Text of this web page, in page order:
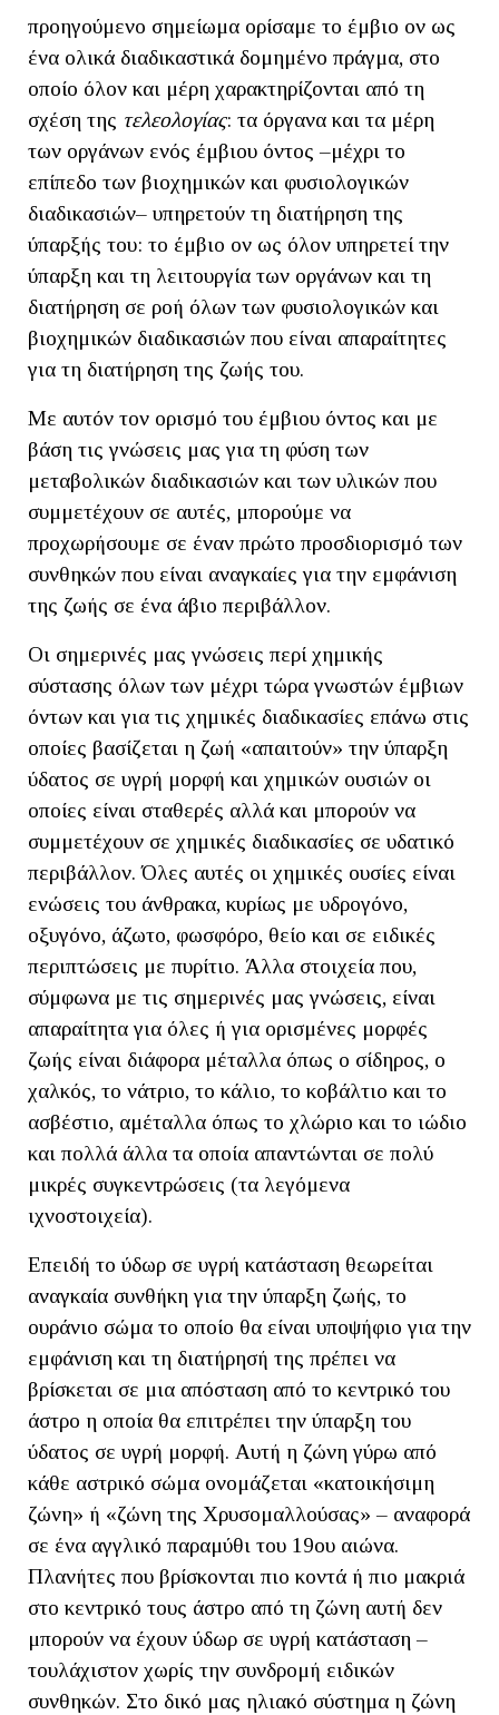
προηγούμενο σημείωμα ορίσαμε το έμβιο ον ως
ένα ολικά διαδικαστικά δομημένο πράγμα, στο
οποίο όλον και μέρη χαρακτηρίζονται από τη
σχέση της τελεολογίας: τα όργανα και τα μέρη
των οργάνων ενός έμβιου όντος –μέχρι το
επίπεδο των βιοχημικών και φυσιολογικών
διαδικασιών– υπηρετούν τη διατήρηση της
ύπαρξής του: το έμβιο ον ως όλον υπηρετεί την
ύπαρξη και τη λειτουργία των οργάνων και τη
διατήρηση σε ροή όλων των φυσιολογικών και
βιοχημικών διαδικασιών που είναι απαραίτητες
για τη διατήρηση της ζωής του.
Με αυτόν τον ορισμό του έμβιου όντος και με
βάση τις γνώσεις μας για τη φύση των
μεταβολικών διαδικασιών και των υλικών που
συμμετέχουν σε αυτές, μπορούμε να
προχωρήσουμε σε έναν πρώτο προσδιορισμό των
συνθηκών που είναι αναγκαίες για την εμφάνιση
της ζωής σε ένα άβιο περιβάλλον.
Οι σημερινές μας γνώσεις περί χημικής
σύστασης όλων των μέχρι τώρα γνωστών έμβιων
όντων και για τις χημικές διαδικασίες επάνω στις
οποίες βασίζεται η ζωή «απαιτούν» την ύπαρξη
ύδατος σε υγρή μορφή και χημικών ουσιών οι
οποίες είναι σταθερές αλλά και μπορούν να
συμμετέχουν σε χημικές διαδικασίες σε υδατικό
περιβάλλον. Όλες αυτές οι χημικές ουσίες είναι
ενώσεις του άνθρακα, κυρίως με υδρογόνο,
οξυγόνο, άζωτο, φωσφόρο, θείο και σε ειδικές
περιπτώσεις με πυρίτιο. Άλλα στοιχεία που,
σύμφωνα με τις σημερινές μας γνώσεις, είναι
απαραίτητα για όλες ή για ορισμένες μορφές
ζωής είναι διάφορα μέταλλα όπως ο σίδηρος, ο
χαλκός, το νάτριο, το κάλιο, το κοβάλτιο και το
ασβέστιο, αμέταλλα όπως το χλώριο και το ιώδιο
και πολλά άλλα τα οποία απαντώνται σε πολύ
μικρές συγκεντρώσεις (τα λεγόμενα
ιχνοστοιχεία).
Επειδή το ύδωρ σε υγρή κατάσταση θεωρείται
αναγκαία συνθήκη για την ύπαρξη ζωής, το
ουράνιο σώμα το οποίο θα είναι υποψήφιο για την
εμφάνιση και τη διατήρησή της πρέπει να
βρίσκεται σε μια απόσταση από το κεντρικό του
άστρο η οποία θα επιτρέπει την ύπαρξη του
ύδατος σε υγρή μορφή. Αυτή η ζώνη γύρω από
κάθε αστρικό σώμα ονομάζεται «κατοικήσιμη
ζώνη» ή «ζώνη της Χρυσομαλλούσας» – αναφορά
σε ένα αγγλικό παραμύθι του 19ου αιώνα.
Πλανήτες που βρίσκονται πιο κοντά ή πιο μακριά
στο κεντρικό τους άστρο από τη ζώνη αυτή δεν
μπορούν να έχουν ύδωρ σε υγρή κατάσταση –
τουλάχιστον χωρίς την συνδρομή ειδικών
συνθηκών. Στο δικό μας ηλιακό σύστημα η ζώνη